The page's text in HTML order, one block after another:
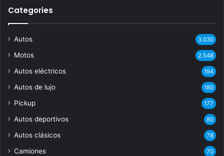
Categories
Autos 3.030
Motos 2.548
Autos eléctricos 194
Autos de lujo 180
Pickup 177
Autos deportivos 80
Autos clásicos 78
Camiones 70